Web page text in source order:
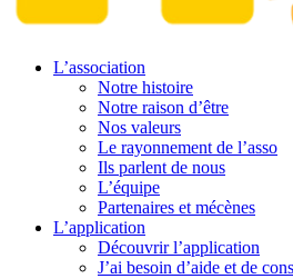
L’association
Notre histoire
Notre raison d’être
Nos valeurs
Le rayonnement de l’asso
Ils parlent de nous
L’équipe
Partenaires et mécènes
L’application
Découvrir l’application
J’ai besoin d’aide et de